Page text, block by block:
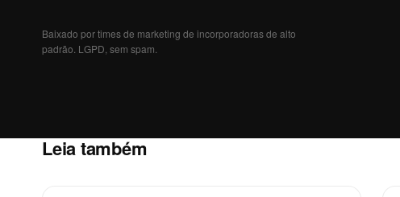
Baixado por times de marketing de incorporadoras de alto
padrão. LGPD, sem spam.
Leia também